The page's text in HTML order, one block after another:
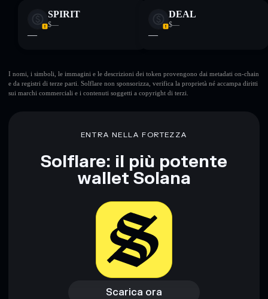
SPIRIT
$—
—
DEAL
$—
—
I nomi, i simboli, le immagini e le descrizioni dei token provengono dai metadati on-chain
e da registri di terze parti. Solflare non sponsorizza, verifica la proprietà né accampa diritti
sui marchi commerciali e i contenuti soggetti a copyright di terzi.
ENTRA NELLA FORTEZZA
Solflare: il più potente
wallet Solana
Scarica ora
Scarica ora
Accedi al wallet